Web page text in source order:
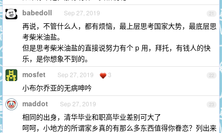
21
babedoll Sep 27, 2019
再说，不管什么人，都有烦恼，最上层思考国家大势，最底层思
考柴米油盐。
但是思考柴米油盐的直接说努力有个 p 用，拜托，有钱人的快
乐，是你想象不到的。
22
mosfet Sep 27, 2019 3
小布尔乔亚的无病呻吟
23
maddot Sep 27, 2019
相同的出身，清华毕业和职高毕业差别可大了
呵呵，小地方的所谓家乡真的有那么多东西值得你眷恋？列出来